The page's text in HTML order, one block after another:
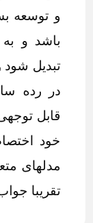
و توسعه
باشد و
تبدیل
در رده
قابل
خود
مدلهای
تقریبا